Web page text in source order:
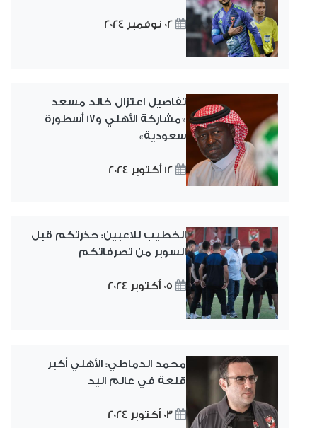
02 نوفمبر 2024
تفاصيل اعتزال خالد مسعد
«مشاركة الأهلي و17 أسطورة
سعودية»
12 أكتوبر 2024
الخطيب للاعبين: حذرتكم قبل
السوبر من تصرفاتكم
05 أكتوبر 2024
محمد الدماطي: الأهلي أكبر
قلعة في عالم اليد
03 أكتوبر 2024